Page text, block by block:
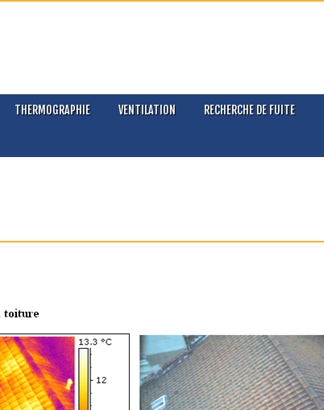
THERMOGRAPHIE VENTILATION RECHERCHE DE FUITE